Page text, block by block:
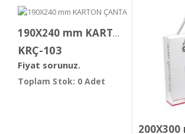
190X240 mm KARTON ÇANTA
KRÇ-103
Fiyat sorunuz.
Toplam Stok: 0 Adet